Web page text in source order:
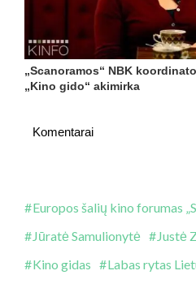
„Scanoramos“ NBK
„Kino gido“ akimirka
Komentarai
Europos šalių kino forumas
Jūratė Samulionytė
Justė
Kino gidas
Labas rytas